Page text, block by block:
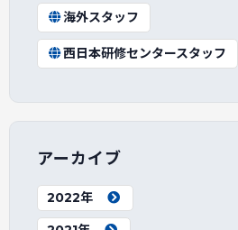
海外スタッフ
西日本研修センタースタッフ
アーカイブ
2022年